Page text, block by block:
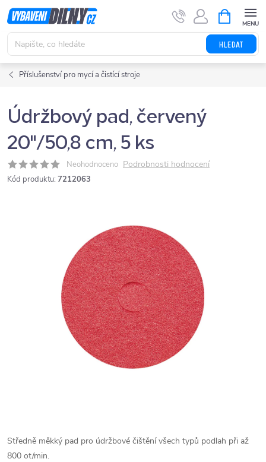
Přejít
na
obsah
HLEDAT
NÁKUPNÍ
KOŠÍK
Příslušenství pro mycí a čistící stroje
Údržbový pad, červený
20"/50,8 cm, 5 ks
Neohodnoceno Podrobnosti hodnocení
Kód produktu: 7212063
Středně měkký pad pro údržbové čištění všech typů podlah při až
800 ot/min.